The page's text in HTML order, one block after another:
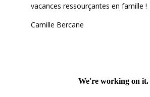
vacances ressourçantes en famille !
Camille Bercane